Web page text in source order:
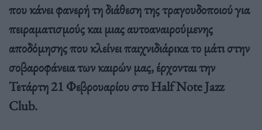
που κάνει φανερή τη διάθεση της τραγουδοποιού για
πειραματισμούς και μιας αυτοαναιρούμενης
αποδόμησης που κλείνει παιχνιδιάρικα το μάτι στην
σοβαροφάνεια των καιρών μας, έρχονται την
Τετάρτη 21 Φεβρουαρίου στο Half Note Jazz
Club.